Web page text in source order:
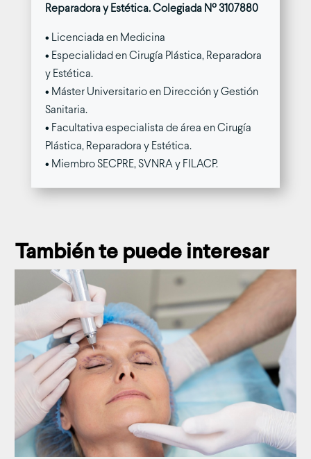
Reparadora y Estética. Colegiada Nº 3107880
• Licenciada en Medicina
• Especialidad en Cirugía Plástica, Reparadora
y Estética.
• Máster Universitario en Dirección y Gestión
Sanitaria.
• Facultativa especialista de área en Cirugía
Plástica, Reparadora y Estética.
• Miembro SECPRE, SVNRA y FILACP.
También te puede interesar